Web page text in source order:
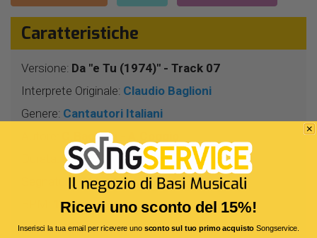
Caratteristiche
Versione: Da "e Tu (1974)" - Track 07
Interprete Originale: Claudio Baglioni
Genere: Cantautori Italiani
C.Baglioni - A.Coggio
3 Min 53 Sec
Segnatura: 4/4
113
Tonalità:RE
Ricevi uno sconto del 15%!
Inserisci la tua email per ricevere uno sconto sul tuo primo acquistoSongservice.